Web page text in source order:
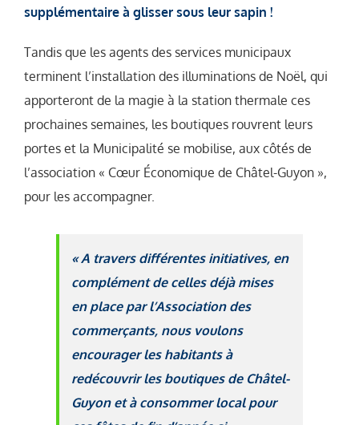
supplémentaire à glisser sous leur sapin !
Tandis que les agents des services municipaux
terminent l’installation des illuminations de Noël, qui
apporteront de la magie à la station thermale ces
prochaines semaines, les boutiques rouvrent leurs
portes et la Municipalité se mobilise, aux côtés de
l’association « Cœur Économique de Châtel-Guyon »,
pour les accompagner.
« A travers différentes initiatives, en
complément de celles déjà mises
en place par l’Association des
commerçants, nous voulons
encourager les habitants à
redécouvrir les boutiques de Châtel-
Guyon et à consommer local pour